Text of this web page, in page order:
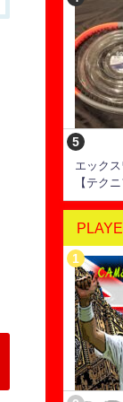
エック
【テク